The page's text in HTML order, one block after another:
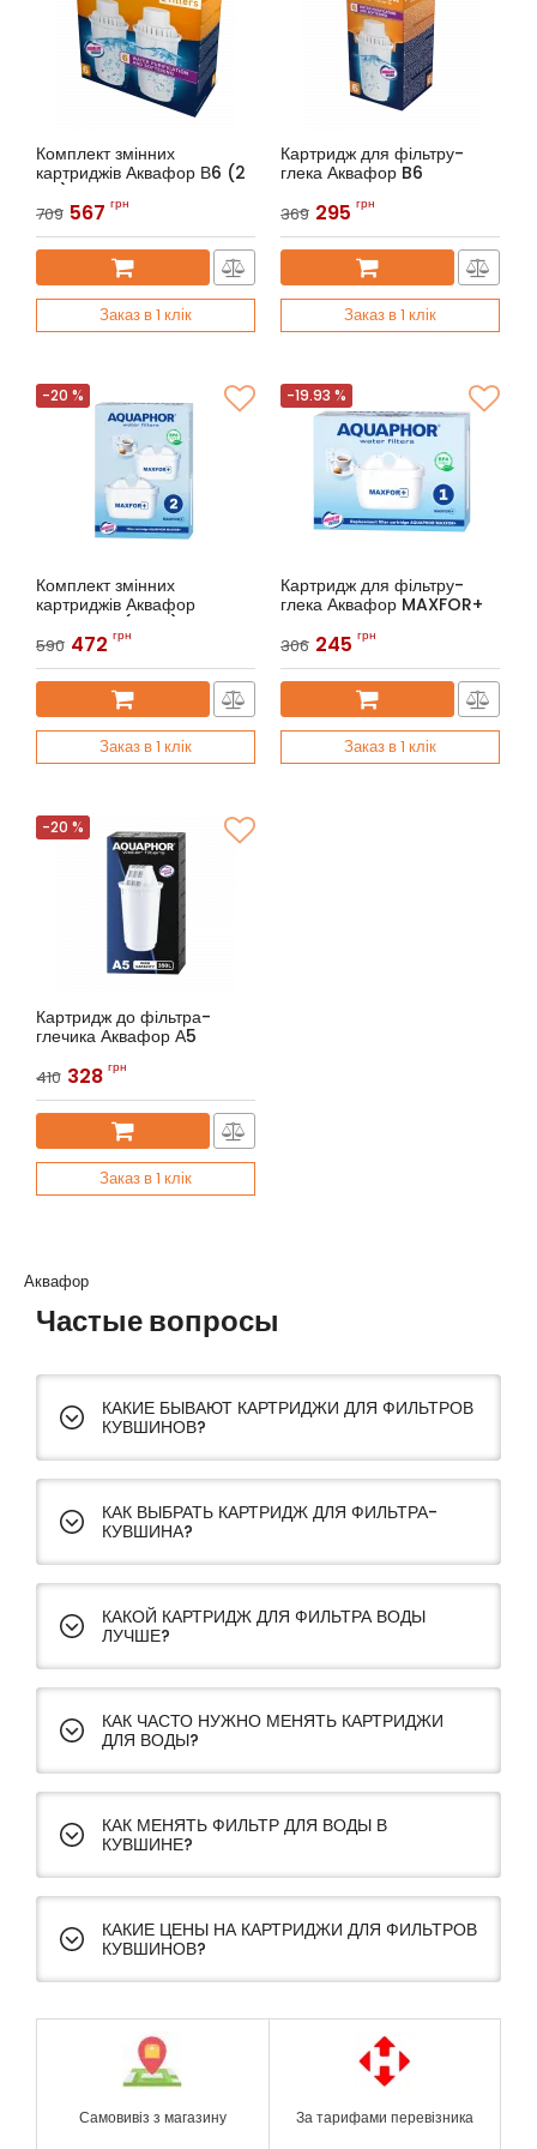
Комплект змінних
картриджів Аквафор В6 (2
шт.)
Артикул:Аквафор B6 (2 шт.)
709 567 грн
Заказ в 1 клік
Картридж для фільтру-
глека Аквафор B6
369 295 грн
Заказ в 1 клік
-20 %
Комплект змінних
картриджів Аквафор
MAXFOR+ (2 шт.)
Артикул:Аквафор MAXFOR+ (2
590 472 грн
Заказ в 1 клік
-19.93 %
Картридж для фільтру-
глека Аквафор MAXFOR+
306 245 грн
Заказ в 1 клік
-20 %
Картридж до фільтра-
глечика Аквафор А5
410 328 грн
Заказ в 1 клік
Аквафор
Частые вопросы
КАКИЕ БЫВАЮТ КАРТРИДЖИ ДЛЯ ФИЛЬТРОВ
КУВШИНОВ?
КАК ВЫБРАТЬ КАРТРИДЖ ДЛЯ ФИЛЬТРА-
КУВШИНА?
КАКОЙ КАРТРИДЖ ДЛЯ ФИЛЬТРА ВОДЫ
ЛУЧШЕ?
КАК ЧАСТО НУЖНО МЕНЯТЬ КАРТРИДЖИ
ДЛЯ ВОДЫ?
КАК МЕНЯТЬ ФИЛЬТР ДЛЯ ВОДЫ В
КУВШИНЕ?
КАКИЕ ЦЕНЫ НА КАРТРИДЖИ ДЛЯ ФИЛЬТРОВ
КУВШИНОВ?
Самовивіз з магазину За тарифами перевізника